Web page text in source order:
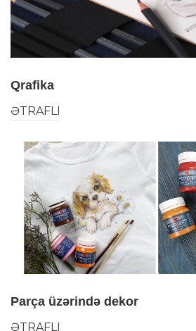
Qrafika
ƏTRAFLI
Parça üzərində dekor
ƏTRAFLI